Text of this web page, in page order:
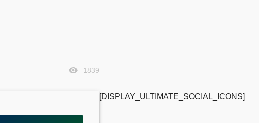
1839
[DISPLAY_ULTIMATE_SOCIAL_ICONS]